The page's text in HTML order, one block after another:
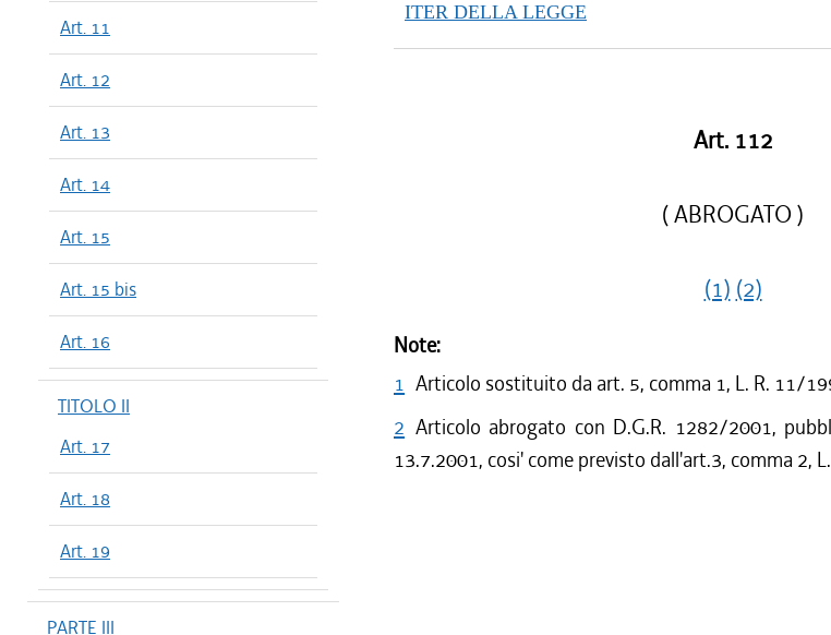
Art. 11
Art. 12
Art. 13
Art. 14
Art. 15
Art. 15 bis
Art. 16
TITOLO II
Art. 17
Art. 18
Art. 19
PARTE III
ITER DELLA LEGGE
Art. 112
( ABROGATO )
(1) (2)
Note:
1 Articolo sostituito da art. 5, comma 1, L. R. 11/
2 Articolo abrogato con D.G.R. 1282/2001,
13.7.2001, cosi' come previsto dall'art.3, comma 2,